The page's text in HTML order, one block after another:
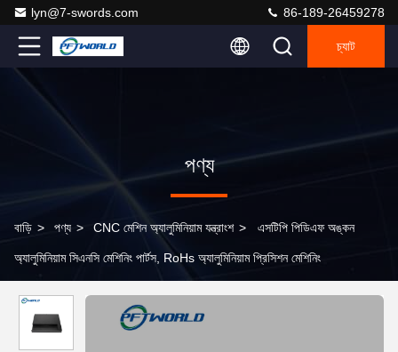
lyn@7-swords.com 86-189-26459278
চ্যাট
পণ্য
বাড়ি > পণ্য > CNC মেশিন অ্যালুমিনিয়াম যন্ত্রাংশ > এসটিপি পিডিএফ অঙ্কন
অ্যালুমিনিয়াম সিএনসি মেশিনিং পার্টস, RoHs অ্যালুমিনিয়াম প্রিসিশন মেশিনিং